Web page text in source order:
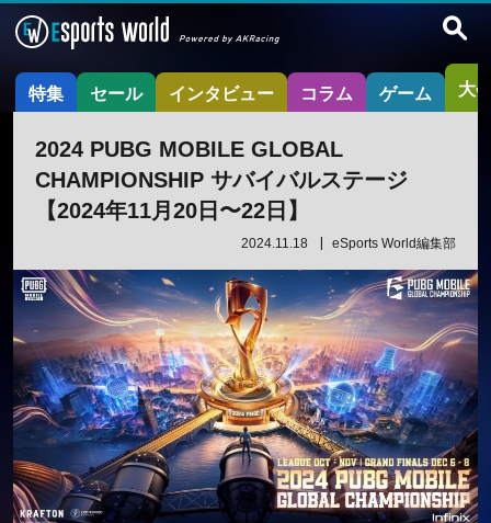
特集 セール インタビュー コラム ゲーム 大
2024 PUBG MOBILE GLOBAL
CHAMPIONSHIP サバイバルステージ
【2024年11月20日〜22日】
2024.11.18 eSports World編集部